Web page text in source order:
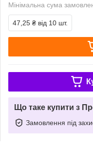
Мінімальна сума
47,25 ₴ від 10 шт.
Що таке купити з
Замовлення під